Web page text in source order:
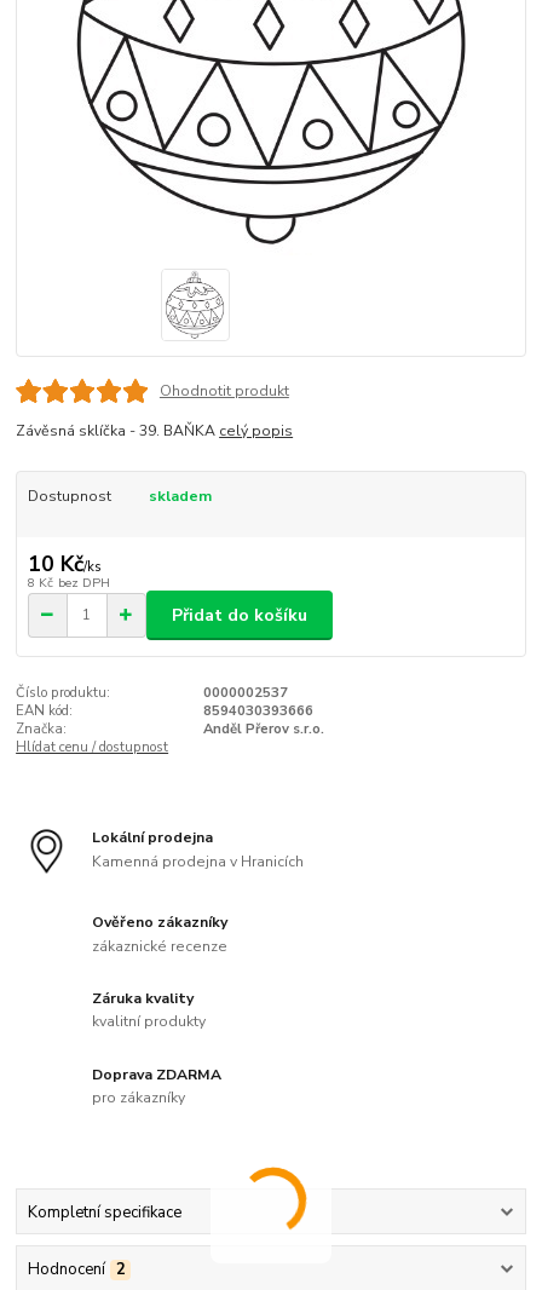
Ohodnotit produkt
Závěsná sklíčka - 39. BAŇKA celý popis
Dostupnost skladem
10 Kč/ks
8 Kč bez DPH
Přidat do košíku
Číslo produktu:
0000002537
EAN kód:
8594030393666
Značka:
Anděl Přerov s.r.o.
Hlídat cenu / dostupnost
Lokální prodejna
Kamenná prodejna v Hranicích
Ověřeno zákazníky
zákaznické recenze
Záruka kvality
kvalitní produkty
Doprava ZDARMA
pro zákazníky
Kompletní specifikace
Hodnocení 2